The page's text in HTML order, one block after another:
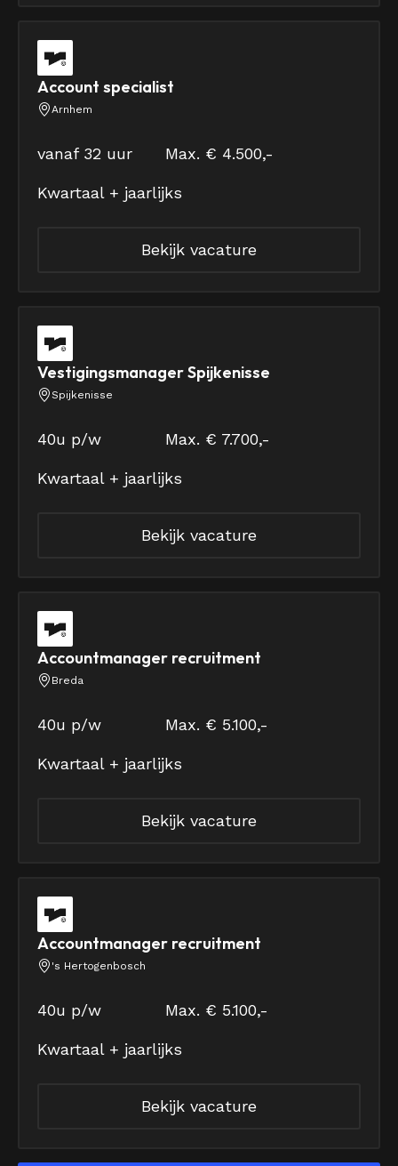
Account specialist
Arnhem
vanaf 32 uur Max. € 4.500,-
Kwartaal + jaarlijks
Bekijk vacature
Vestigingsmanager Spijkenisse
Spijkenisse
40u p/w Max. € 7.700,-
Kwartaal + jaarlijks
Bekijk vacature
Accountmanager recruitment
Breda
40u p/w Max. € 5.100,-
Kwartaal + jaarlijks
Bekijk vacature
Accountmanager recruitment
's Hertogenbosch
40u p/w Max. € 5.100,-
Kwartaal + jaarlijks
Bekijk vacature